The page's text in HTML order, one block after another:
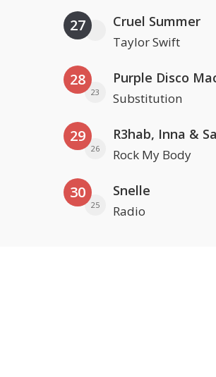
27 Cruel Summer
Taylor Swift
28
23
Purple Disco
Substitution
29
26
R3hab, Inna &
Rock My Body
30
25
Snelle
Radio